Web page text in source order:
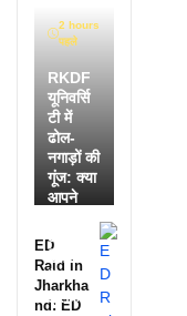
2 hours
पहले
RKDF
यूनिवर्सि
टी में
ढोल-
नगाड़ों की
गूंज: क्या
आपने
आदिवासी
दिवस की
झलक?
ED
Raid in
Jharkha
nd: ED